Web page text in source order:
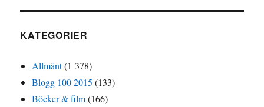
KATEGORIER
Allmänt(1 378)
Blogg 100 2015 (133)
Böcker & film(166)